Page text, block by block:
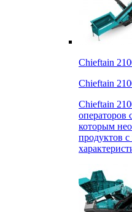
Chieftain
Chieftain
Chieftain
операторов
которым
продуктов